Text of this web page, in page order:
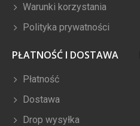
Warunki korzystania
Polityka prywatności
PŁATNOŚĆ I DOSTAWA
Płatność
Dostawa
Drop wysyłka